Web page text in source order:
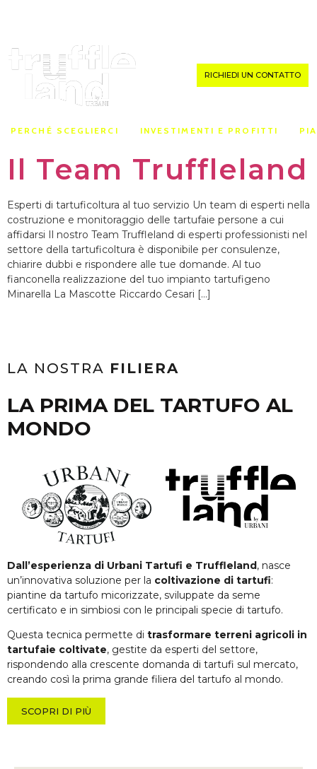
RICHIEDI UN CONTATTO
PERCHÉ SCEGLIERCI INVESTIMENTI E PROFITTI
Il Team Truffleland
Esperti di tartuficoltura al tuo servizio Un team di esperti nella
costruzione e monitoraggio delle tartufaie persone a cui
affidarsi Il nostro Team Truffleland di esperti professionisti nel
settore della tartuficoltura è disponibile per consulenze,
chiarire dubbi e rispondere alle tue domande. Al tuo
fianconella realizzazione del tuo impianto tartufigeno
Minarella La Mascotte Riccardo Cesari […]
LA NOSTRA FILIERA
LA PRIMA DEL TARTUFO AL
MONDO
Dall’esperienza di Urbani Tartufi e Truffleland, nasce
un’innovativa soluzione per la coltivazione di tartufi:
piantine da tartufo micorizzate, sviluppate da seme
certificato e in simbiosi con le principali specie di tartufo.
Questa tecnica permette di trasformare terreni agricoli in
tartufaie coltivate, gestite da esperti del settore,
rispondendo alla crescente domanda di tartufi sul mercato,
creando così la prima grande filiera del tartufo al mondo.
SCOPRI DI PIÙ